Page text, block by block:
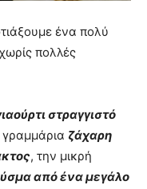
ένα πολύ
πολλές
στραγγιστό
γραμμάρια ζάχαρη
, την μικρή
από ένα μεγάλο